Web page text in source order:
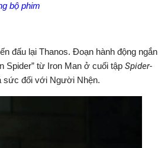
bộ phim
đấu lại Thanos. Đoạn hành động ngắn
Spider” từ Iron Man ở cuối tập Spider-
sức đối với Người Nhện.